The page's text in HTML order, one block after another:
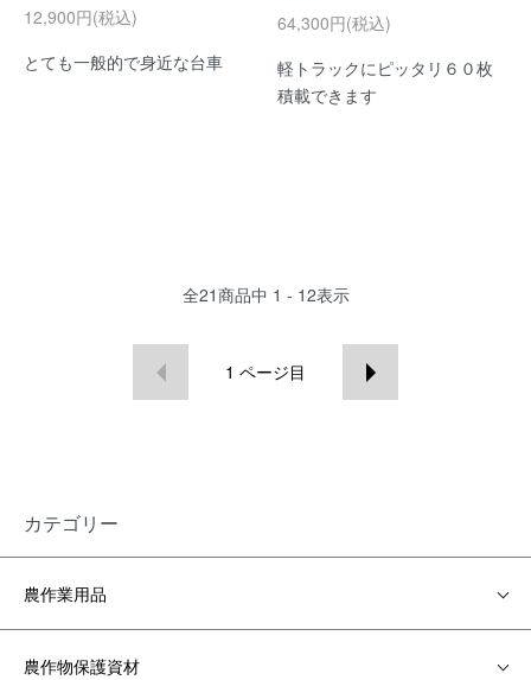
12,900円(税込)
とても一般的で身近な台車
64,300円(税込)
軽トラックにピッタリ６０枚
積載できます
全21商品中 1 - 12表示
1 ページ目
カテゴリー
農作業用品
農作物保護資材